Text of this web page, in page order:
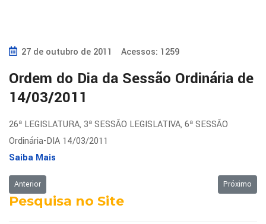
27 de outubro de 2011 Acessos: 1259
Ordem do Dia da Sessão Ordinária de
14/03/2011
26ª LEGISLATURA, 3ª SESSÃO LEGISLATIVA, 6ª SESSÃO
Ordinária-DIA 14/03/2011
Saiba Mais
Artigo anterior: Ordem do Dia da Sessão Ordinária de 21/03/2011
Anterior Próximo
Próximo
Pesquisa no Site